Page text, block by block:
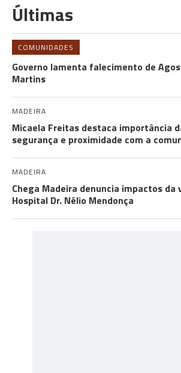
Últimas
COMUNIDADES
Governo lamenta falecimento de
Martins
MADEIRA
Micaela Freitas destaca importância
segurança e proximidade com a
MADEIRA
Chega Madeira denuncia impactos da
Hospital Dr. Nélio Mendonça